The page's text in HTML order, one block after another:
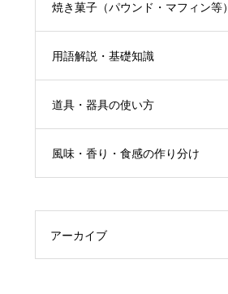
焼き菓子（パウンド・マフィン等）
用語解説・基礎知識
道具・器具の使い方
風味・香り・食感の作り分け
アーカイブ